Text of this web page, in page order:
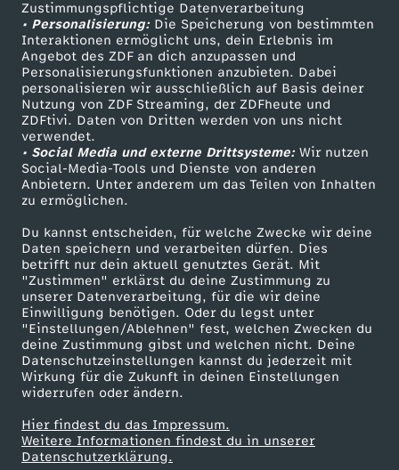
Zustimmungspflichtige Datenverarbeitung
• Personalisierung:Die Speicherung von bestimmten
Interaktionen ermöglicht uns, dein Erlebnis im
Angebot des ZDF an dich anzupassen und
Personalisierungsfunktionen anzubieten. Dabei
personalisieren wir ausschließlich auf Basis deiner
Nutzung von ZDF Streaming, der ZDFheute und
ZDFtivi. Daten von Dritten werden von uns nicht
verwendet.
• Social Media und externe Drittsysteme:Wir nutzen
Social-Media-Tools und Dienste von anderen
Anbietern. Unter anderem um das Teilen von Inhalten
zu ermöglichen.
Du kannst entscheiden, für welche Zwecke wir deine
Daten speichern und verarbeiten dürfen. Dies
betrifft nur dein aktuell genutztes Gerät. Mit
"Zustimmen" erklärst du deine Zustimmung zu
unserer Datenverarbeitung, für die wir deine
Einwilligung benötigen. Oder du legst unter
"Einstellungen/Ablehnen" fest, welchen Zwecken du
deine Zustimmung gibst und welchen nicht. Deine
Datenschutzeinstellungen kannst du jederzeit mit
Wirkung für die Zukunft in deinen Einstellungen
widerrufen oder ändern.
Hier findest du das Impressum.
Weitere Informationen findest du in unserer
Datenschutzerklärung.
Livestreams
Sendungen A-Z
TV-Programm
Zuschauerservice
Hilfe
ZDF Unternehmen
Karriere
ZDF goes Schule
Werbefernsehen
Mainzelmännchen
Partner